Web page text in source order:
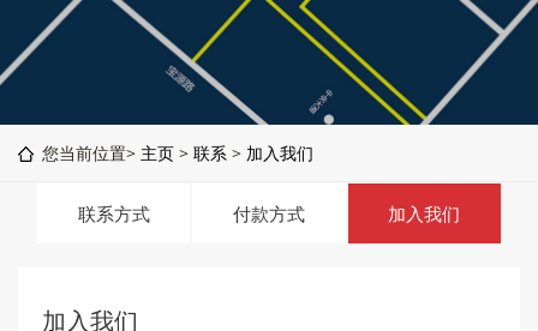
您当前位置> 主页 > 联系 > 加入我们
联系方式 付款方式 加入我们
加入我们